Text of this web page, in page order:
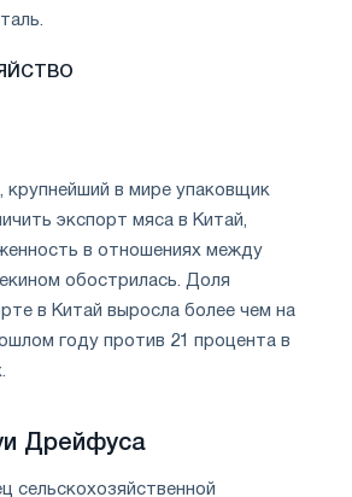
крупнейший в мире упаковщик
экспорт мяса в Китай,
в отношениях между
обострилась. Доля
в Китай выросла более чем на
году против 21 процента в
Дрейфуса
сельскохозяйственной